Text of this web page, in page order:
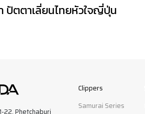
ปัตตาเลี่ยนไทยหัวใจญี่ปุ่น
22, Phetchaburi
Clippers
Samurai Series